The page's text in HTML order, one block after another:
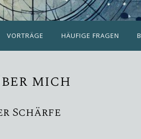
VORTRÄGE HÄUFIGE FRAGEN
mich
Schärfe